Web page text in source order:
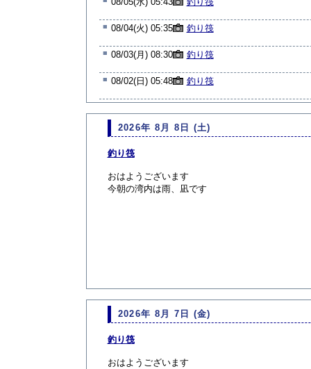
■ 08/04(火) 05:35 釣り筏
■ 08/03(月) 08:30 釣り筏
■ 08/02(日) 05:48 釣り筏
2026年 8月 8日 (土)
釣り筏
おはようございます
今朝の湾内は雨、凪です
2026年 8月 7日 (金)
釣り筏
おはようございます